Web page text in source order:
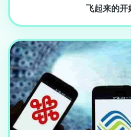
飞起来的开